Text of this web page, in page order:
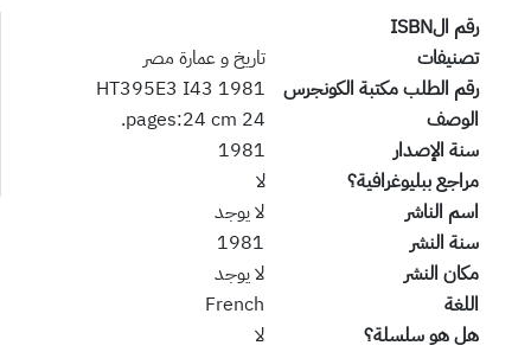
رقم الISBN
تصنيفات
تاريخ و عمارة مصر
رقم الطلب مكتبة الكونجرس
HT395E3 I43 1981
الوصف
24 pages:24 cm.
سنة الإصدار
1981
مراجع ببليوغرافية؟
لا
اسم الناشر
لا يوجد
سنة النشر
1981
مكان النشر
لا يوجد
اللغة
French
هل هو سلسلة؟
لا